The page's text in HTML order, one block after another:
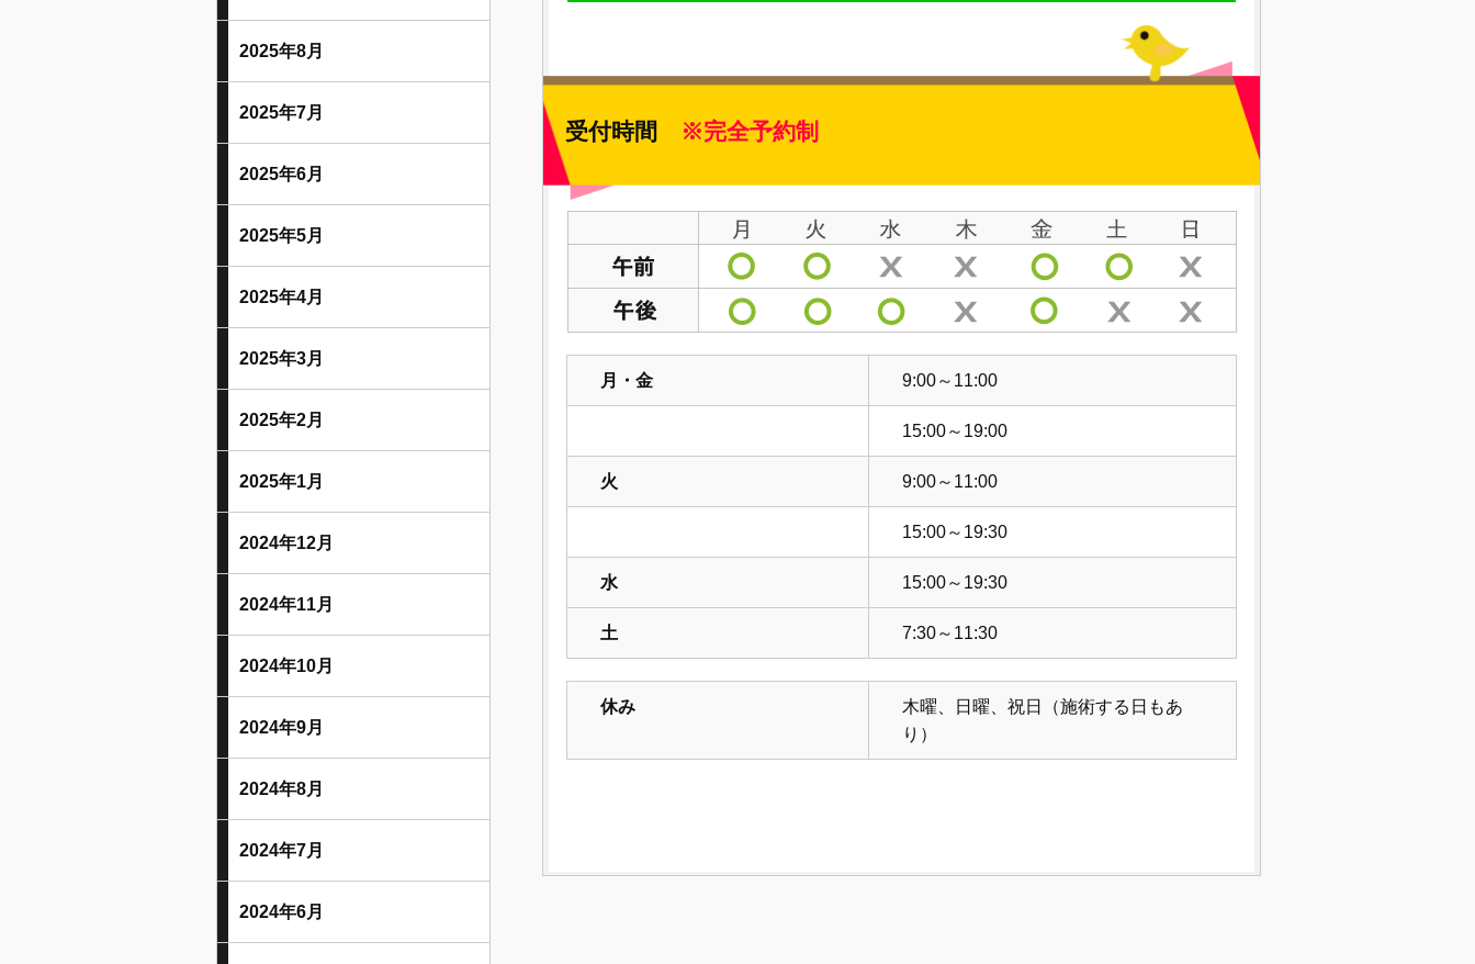
受付時間 ※完全予約制
月・金 9:00～11:00
15:00～19:00
火 9:00～11:00
15:00～19:30
水 15:00～19:30
土 7:30～11:30
休み
木曜、日曜、祝日（施術する日もあ
り）
2025年8月
2025年7月
2025年6月
2025年5月
2025年4月
2025年3月
2025年2月
2025年1月
2024年12月
2024年11月
2024年10月
2024年9月
2024年8月
2024年7月
2024年6月